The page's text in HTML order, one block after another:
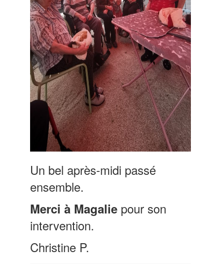
Un bel après-midi passé
ensemble.
Merci à Magalie pour son
intervention.
Christine P.